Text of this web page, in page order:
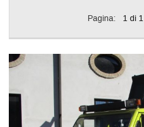
Pagina: 1 di 1